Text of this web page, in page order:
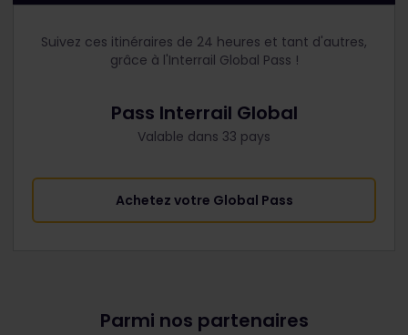
Suivez ces itinéraires de 24 heures et tant d'autres,
grâce à l'Interrail Global Pass !
Pass Interrail Global
Valable dans 33 pays
Achetez votre Global Pass
Parmi nos partenaires